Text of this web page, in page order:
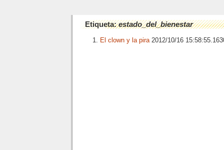
Etiqueta:estado_del_bienestar
El clown y la pira2012/10/16